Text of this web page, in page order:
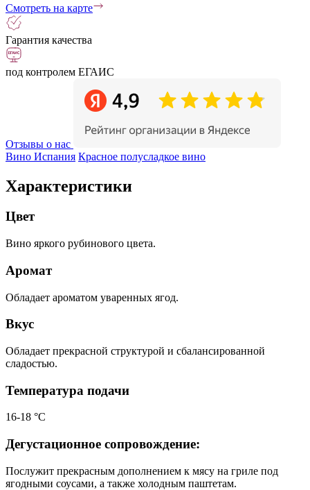
Смотреть на карте
Гарантия качества
под контролем ЕГАИС
Отзывы о нас
Вино Испания Красное полусладкое вино
Характеристики
Цвет
Вино яркого рубинового цвета.
Аромат
Обладает ароматом уваренных ягод.
Вкус
Обладает прекрасной структурой и сбалансированной
сладостью.
Температура подачи
16-18 °С
Дегустационное сопровождение:
Послужит прекрасным дополнением к мясу на гриле под
ягодными соусами, а также холодным паштетам.